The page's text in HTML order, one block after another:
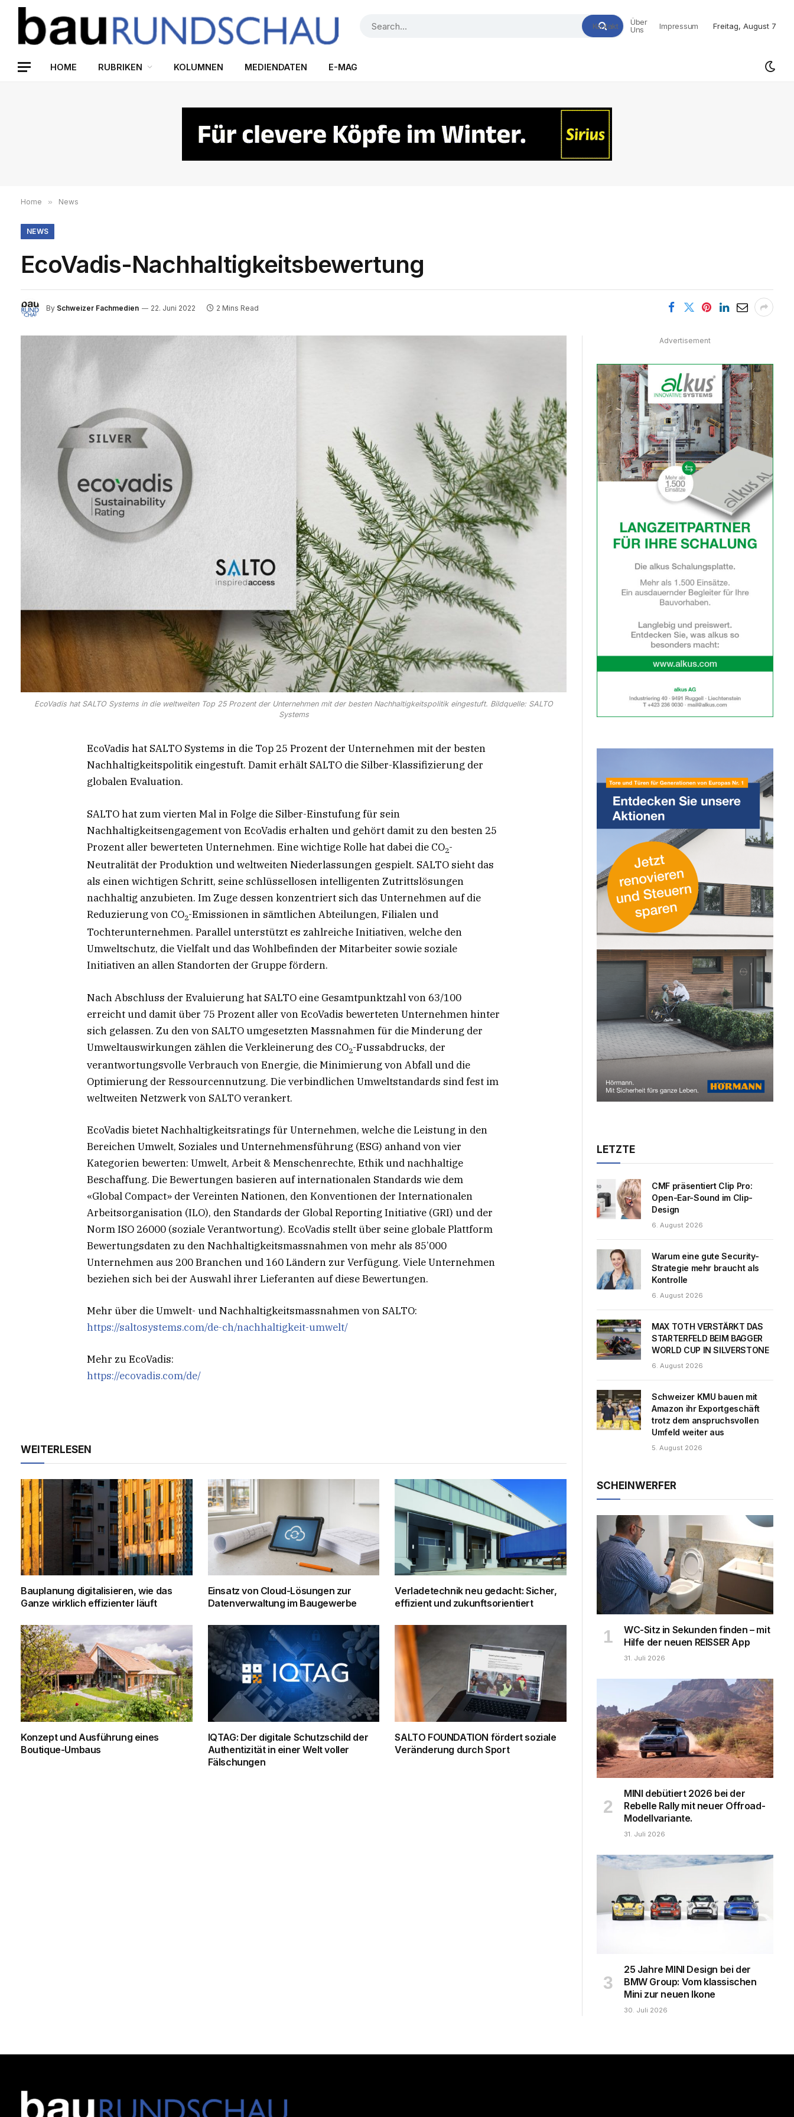
Kontakt
Über
Uns
Impressum Freitag, August 7
HOME RUBRIKEN KOLUMNEN MEDIENDATEN E-MAG
Home » News
NEWS
EcoVadis-Nachhaltigkeitsbewertung
By Schweizer Fachmedien 22. Juni 2022 2 Mins Read
EcoVadis hat SALTO Systems in die weltweiten Top 25 Prozent der Unternehmen mit der besten Nachhaltigkeitspolitik eingestuft. Bildquelle: SALTO
Systems
EcoVadis hat SALTO Systems in die Top 25 Prozent der Unternehmen mit der besten
Nachhaltigkeitspolitik eingestuft. Damit erhält SALTO die Silber-Klassifizierung der
globalen Evaluation.
SALTO hat zum vierten Mal in Folge die Silber-Einstufung für sein
Nachhaltigkeitsengagement von EcoVadis erhalten und gehört damit zu den besten 25
Prozent aller bewerteten Unternehmen. Eine wichtige Rolle hat dabei die CO2-
Neutralität der Produktion und weltweiten Niederlassungen gespielt. SALTO sieht das
als einen wichtigen Schritt, seine schlüssellosen intelligenten Zutrittslösungen
nachhaltig anzubieten. Im Zuge dessen konzentriert sich das Unternehmen auf die
Reduzierung von CO2-Emissionen in sämtlichen Abteilungen, Filialen und
Tochterunternehmen. Parallel unterstützt es zahlreiche Initiativen, welche den
Umweltschutz, die Vielfalt und das Wohlbefinden der Mitarbeiter sowie soziale
Initiativen an allen Standorten der Gruppe fördern.
Nach Abschluss der Evaluierung hat SALTO eine Gesamtpunktzahl von 63/100
erreicht und damit über 75 Prozent aller von EcoVadis bewerteten Unternehmen hinter
sich gelassen. Zu den von SALTO umgesetzten Massnahmen für die Minderung der
Umweltauswirkungen zählen die Verkleinerung des CO2-Fussabdrucks, der
verantwortungsvolle Verbrauch von Energie, die Minimierung von Abfall und die
Optimierung der Ressourcennutzung. Die verbindlichen Umweltstandards sind fest im
weltweiten Netzwerk von SALTO verankert.
EcoVadis bietet Nachhaltigkeitsratings für Unternehmen, welche die Leistung in den
Bereichen Umwelt, Soziales und Unternehmensführung (ESG) anhand von vier
Kategorien bewerten: Umwelt, Arbeit & Menschenrechte, Ethik und nachhaltige
Beschaffung. Die Bewertungen basieren auf internationalen Standards wie dem
«Global Compact» der Vereinten Nationen, den Konventionen der Internationalen
Arbeitsorganisation (ILO), den Standards der Global Reporting Initiative (GRI) und der
Norm ISO 26000 (soziale Verantwortung). EcoVadis stellt über seine globale Plattform
Bewertungsdaten zu den Nachhaltigkeitsmassnahmen von mehr als 85’000
Unternehmen aus 200 Branchen und 160 Ländern zur Verfügung. Viele Unternehmen
beziehen sich bei der Auswahl ihrer Lieferanten auf diese Bewertungen.
Mehr über die Umwelt- und Nachhaltigkeitsmassnahmen von SALTO:
https://saltosystems.com/de-ch/nachhaltigkeit-umwelt/
Mehr zu EcoVadis:
https://ecovadis.com/de/
WEITERLESEN
Bauplanung digitalisieren, wie das
Ganze wirklich effizienter läuft
Einsatz von Cloud-Lösungen zur
Datenverwaltung im Baugewerbe
Verladetechnik neu gedacht: Sicher,
effizient und zukunftsorientiert
Konzept und Ausführung eines
Boutique-Umbaus
IQTAG: Der digitale Schutzschild der
Authentizität in einer Welt voller
Fälschungen
SALTO FOUNDATION fördert soziale
Veränderung durch Sport
Advertisement
LETZTE
CMF präsentiert Clip Pro:
Open-Ear-Sound im Clip-
Design
6. August 2026
Warum eine gute Security-
Strategie mehr braucht als
Kontrolle
6. August 2026
MAX TOTH VERSTÄRKT DAS
STARTERFELD BEIM BAGGER
WORLD CUP IN SILVERSTONE
6. August 2026
Schweizer KMU bauen mit
Amazon ihr Exportgeschäft
trotz dem anspruchsvollen
Umfeld weiter aus
5. August 2026
SCHEINWERFER
WC-Sitz in Sekunden finden – mit
Hilfe der neuen REISSER App
31. Juli 2026
MINI debütiert 2026 bei der
Rebelle Rally mit neuer Offroad-
Modellvariante.
31. Juli 2026
25 Jahre MINI Design bei der
BMW Group: Vom klassischen
Mini zur neuen Ikone
30. Juli 2026